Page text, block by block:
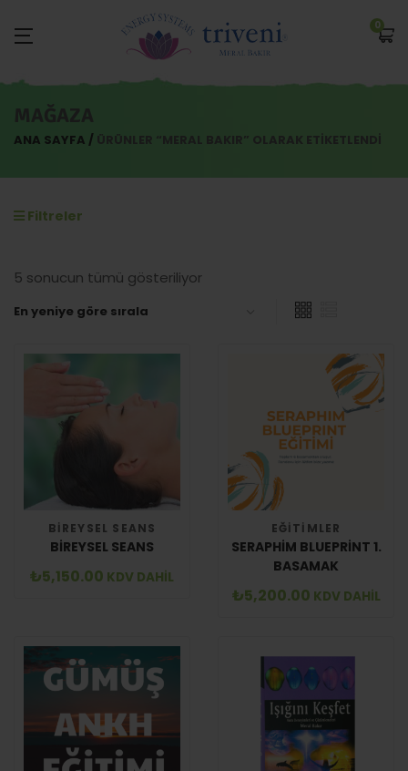
0
MAĞAZA
ANA SAYFA ÜRÜNLER “MERAL BAKIR” OLARAK ETIKETLENDI
Filtreler
5 sonucun tümü gösteriliyor
BIREYSEL SEANS
BIREYSEL SEANS
₺5,150.00 KDV DAHİL
EĞITIMLER
SERAPHIM BLUEPRINT 1.
BASAMAK
₺5,200.00 KDV DAHİL